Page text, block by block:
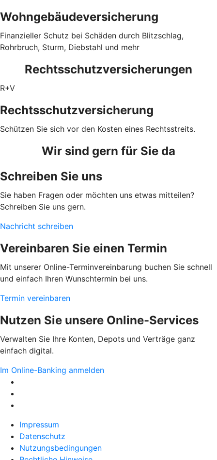
Wohngebäudeversicherung
Finanzieller Schutz bei Schäden durch Blitzschlag,
Rohrbruch, Sturm, Diebstahl und mehr
Rechtsschutzversicherungen
R+V
Rechtsschutzversicherung
Schützen Sie sich vor den Kosten eines Rechtsstreits.
Wir sind gern für Sie da
Schreiben Sie uns
Sie haben Fragen oder möchten uns etwas mitteilen?
Schreiben Sie uns gern.
Nachricht schreiben
Vereinbaren Sie einen Termin
Mit unserer Online-Terminvereinbarung buchen Sie schnell
und einfach Ihren Wunschtermin bei uns.
Termin vereinbaren
Nutzen Sie unsere Online-Services
Verwalten Sie Ihre Konten, Depots und Verträge ganz
einfach digital.
Im Online-Banking anmelden
Impressum
Datenschutz
Nutzungsbedingungen